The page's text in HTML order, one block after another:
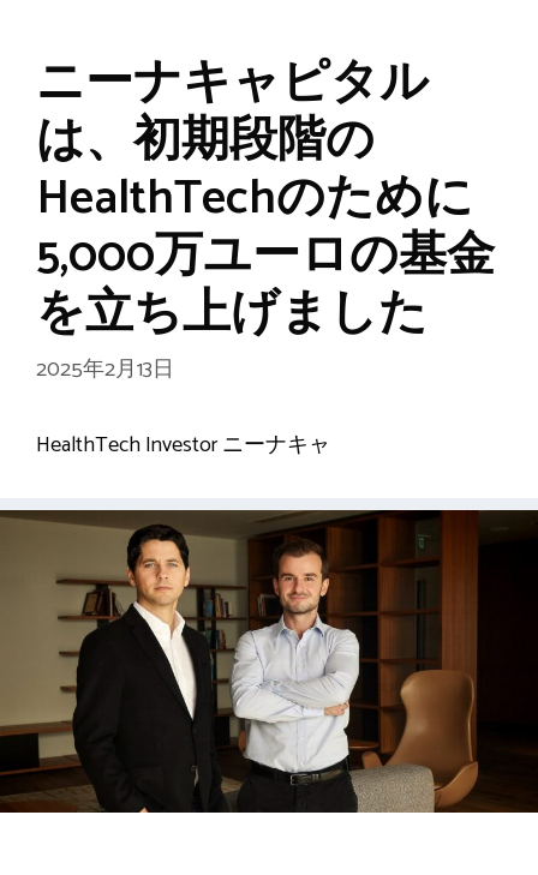
ニーナキャピタル
は、初期段階の
HealthTechのために
5,000万ユーロの基金
を立ち上げました
2025年2月13日
HealthTech Investor ニーナキャ